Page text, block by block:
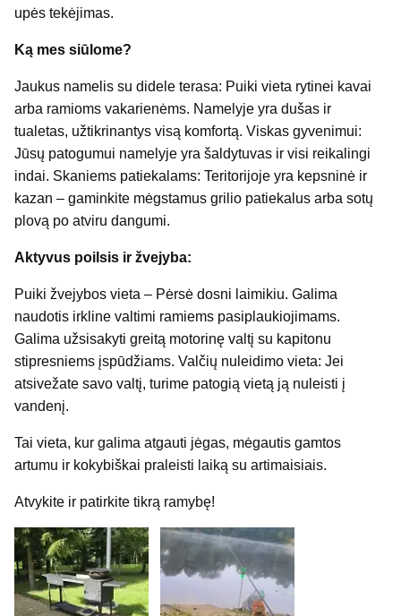
upės tekėjimas.
Ką mes siūlome?
Jaukus namelis su didele terasa: Puiki vieta rytinei kavai
arba ramioms vakarienėms. Namelyje yra dušas ir
tualetas, užtikrinantys visą komfortą. Viskas gyvenimui:
Jūsų patogumui namelyje yra šaldytuvas ir visi reikalingi
indai. Skaniems patiekalams: Teritorijoje yra kepsninė ir
kazan – gaminkite mėgstamus grilio patiekalus arba sotų
plovą po atviru dangumi.
Aktyvus poilsis ir žvejyba:
Puiki žvejybos vieta – Pėrsė dosni laimikiu. Galima
naudotis irkline valtimi ramiems pasiplaukiojimams.
Galima užsisakyti greitą motorinę valtį su kapitonu
stipresniems įspūdžiams. Valčių nuleidimo vieta: Jei
atsivežate savo valtį, turime patogią vietą ją nuleisti į
vandenį.
Tai vieta, kur galima atgauti jėgas, mėgautis gamtos
artumu ir kokybiškai praleisti laiką su artimaisiais.
Atvykite ir patirkite tikrą ramybę!